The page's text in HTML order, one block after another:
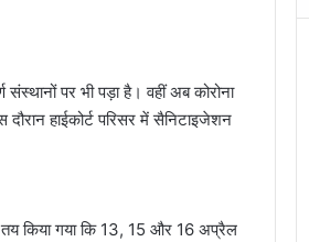
पर भी पड़ा है। वहीं अब कोरोना
हाईकोर्ट परिसर में सैनिटाइजेशन
में तय किया गया कि 13, 15 और 16 अप्रैल